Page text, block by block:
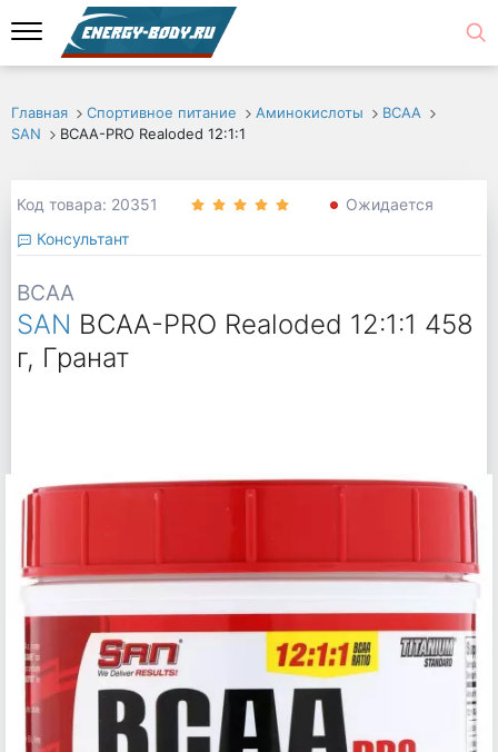
Главная Спортивное питание Аминокислоты
ВСАА
SAN
BCAA-PRO Realoded 12:1:1
Код товара: 20351
Ожидается
Консультант
BCAA
SAN BCAA-PRO Realoded 12:1:1 458
г, Гранат